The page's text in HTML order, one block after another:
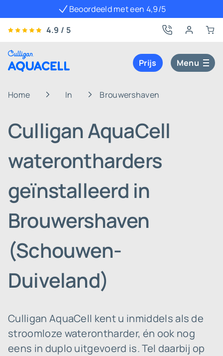
Beoordeeld met een 4,9/5
4.9 / 5
Prijs Menu
Home In Brouwershaven
Culligan AquaCell
waterontharders
geïnstalleerd in
Brouwershaven
(Schouwen-
Duiveland)
Culligan AquaCell kent u inmiddels als de
stroomloze waterontharder, én ook nog
eens in duplo uitgevoerd is. Tel daarbij op